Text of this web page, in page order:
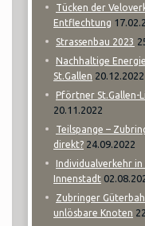
Tücken der
Entflechtung
Strassenbau 2023
Nachhaltige
St.Gallen 20.12.2022
Pförtner St.Gallen-
20.11.2022
Teilspange –
direkt? 24.09.2022
Individualverkehr in
Innenstadt
Zubringer
unlösbare Knoten